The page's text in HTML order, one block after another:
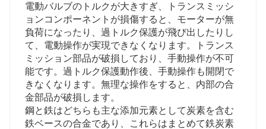
電動バルブのトルクが大きすぎ、トランスミッシ
ョンコンポーネントが損傷すると、モーターが無
負荷になったり、過トルク保護が飛び出したりし
て、電動操作が実現できなくなります。トランス
ミッション部品が破損しており、手動操作が不可
能です。過トルク保護動作後、手動操作も開閉で
きなくなります。無理な操作をすると、内部の合
金部品が破損します。
鋼と鉄はどちらも主な添加元素として炭素を含む
鉄ベースの合金であり、これらはまとめて鉄炭素